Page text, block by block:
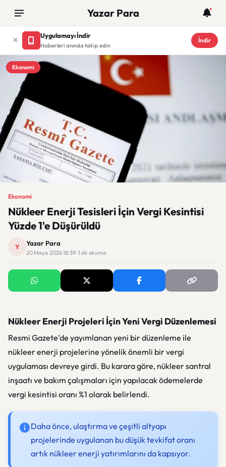
Yazar Para
Uygulamayı İndir
Haberleri anında takip edin
İndir
Ekonomi
Ekonomi
Nükleer Enerji Tesisleri İçin Vergi Kesintisi
Yüzde 1'e Düşürüldü
Y Yazar Para
20 Mayıs 2026 18:39 · 1 dk okuma
Nükleer Enerji Projeleri İçin Yeni Vergi Düzenlemesi
Resmi Gazete'de yayımlanan yeni bir düzenleme ile
nükleer enerji projelerine yönelik önemli bir vergi
uygulaması devreye girdi. Bu karara göre, nükleer santral
inşaatı ve bakım çalışmaları için yapılacak ödemelerde
vergi kesintisi oranı %1 olarak belirlendi.
Daha önce, ulaştırma ve çeşitli altyapı
projelerinde uygulanan bu düşük tevkifat oranı
artık nükleer enerji yatırımlarını da kapsıyor.